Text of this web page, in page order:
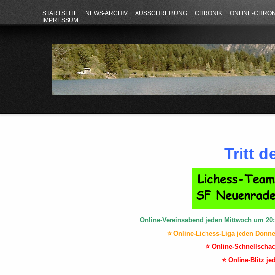
STARTSEITE NEWS-ARCHIV AUSSCHREIBUNG CHRONIK ONLINE-
IMPRESSUM
Tritt
Online-Vereinsabend jeden Mittwoch um
⭐ Online-Lichess-Liga jeden
⭐ Online-
⭐ Online-Blitz